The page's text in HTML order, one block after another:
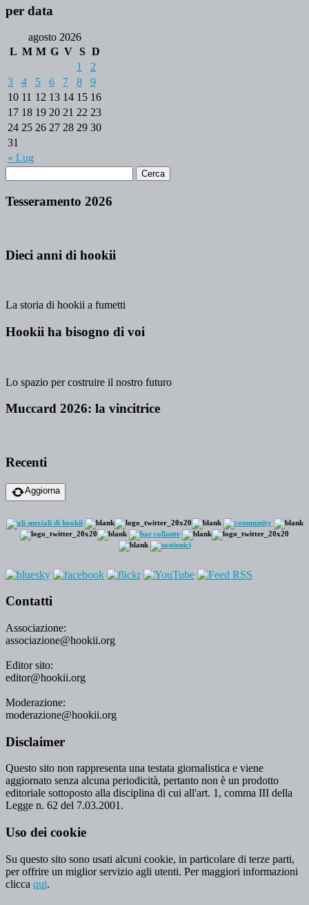
per data
agosto 2026
L M M G V S D
« Lug
1
2
3
4 5 6 7 8
9
10 11 12 13 14 15 16
17 18 19 20 21 22 23
24 25 26 27 28 29 30
31
Tesseramento 2026
Dieci anni di hookii
La storia di hookii a fumetti
Hookii ha bisogno di voi
Lo spazio per costruire il nostro futuro
Muccard 2026: la vincitrice
Recenti
Aggiorna
Contatti
Associazione:
associazione@hookii.org
Editor sito:
editor@hookii.org
Moderazione:
moderazione@hookii.org
Disclaimer
Questo sito non rappresenta una testata giornalistica e viene
aggiornato senza alcuna periodicità, pertanto non è un prodotto
editoriale sottoposto alla disciplina di cui all'art. 1, comma III della
Legge n. 62 del 7.03.2001.
Uso dei cookie
Su questo sito sono usati alcuni cookie, in particolare di terze parti,
per offrire un miglior servizio agli utenti. Per maggiori informazioni
clicca qui.